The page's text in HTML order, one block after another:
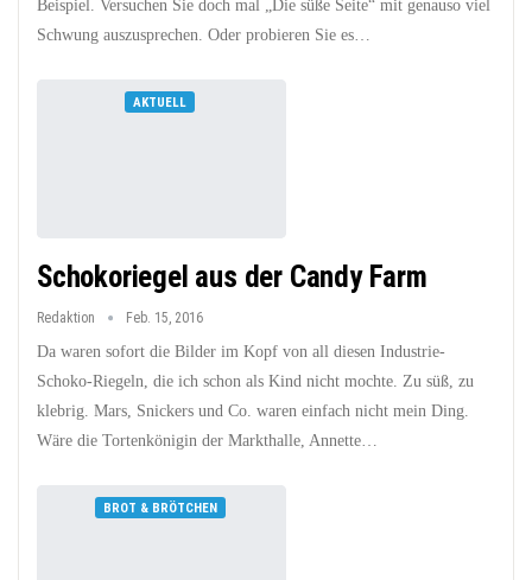
Beispiel. Versuchen Sie doch mal „Die süße Seite“ mit genauso viel
Schwung auszusprechen. Oder probieren Sie es…
AKTUELL
Schokoriegel aus der Candy Farm
Redaktion Feb. 15, 2016
Da waren sofort die Bilder im Kopf von all diesen Industrie-
Schoko-Riegeln, die ich schon als Kind nicht mochte. Zu süß, zu
klebrig. Mars, Snickers und Co. waren einfach nicht mein Ding.
Wäre die Tortenkönigin der Markthalle, Annette…
BROT & BRÖTCHEN